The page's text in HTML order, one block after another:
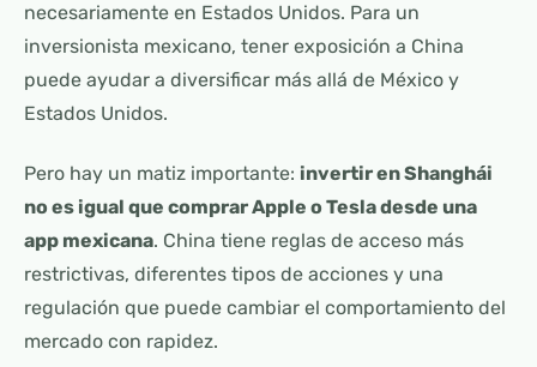
necesariamente en Estados Unidos. Para un
inversionista mexicano, tener exposición a China
puede ayudar a diversificar más allá de México y
Estados Unidos.
Pero hay un matiz importante: invertir en Shanghái
no es igual que comprar Apple o Tesla desde una
app mexicana. China tiene reglas de acceso más
restrictivas, diferentes tipos de acciones y una
regulación que puede cambiar el comportamiento del
mercado con rapidez.